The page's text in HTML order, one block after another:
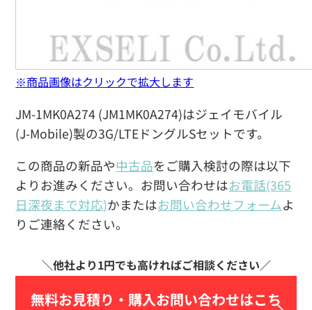
JM-1MK0A274 (JM1MK0A274)はジェイモバイル
(J-Mobile)製の3G/LTEドングルSセットです。
この商品の新品や中古品をご購入検討の際は以下
よりお進みください。お問い合わせはお電話(365
日深夜まで対応)かまたはお問い合わせフォームよ
りご連絡ください。
無料お見積り・ 購入お問い合わせはこち
※商品画像はクリックで拡大します